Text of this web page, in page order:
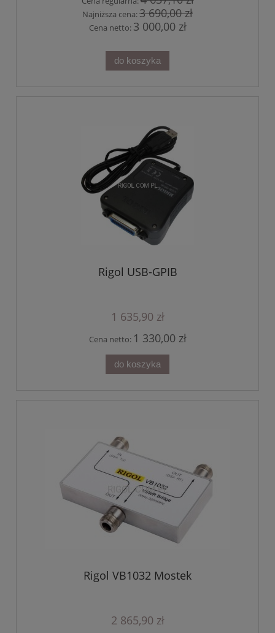
Najniższa cena:3 690,00 zł
Cena netto: 3 000,00 zł
do koszyka
Rigol USB-GPIB
1 635,90 zł
Cena netto: 1 330,00 zł
do koszyka
Rigol VB1032 Mostek
2 865,90 zł